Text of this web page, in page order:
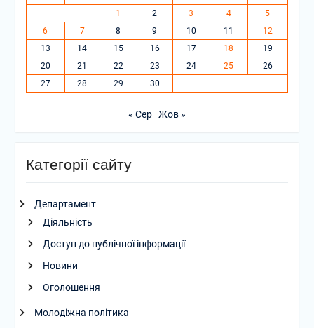
1
2 3 4
5
6
7 8 9 10 11
12
13
14 15 16 17 18
19
20
21 22 23 24 25
26
27
28 29 30
« Сер Жов »
Категорії сайту
Департамент
Діяльність
Доступ до публічної інформації
Новини
Оголошення
Молодіжна політика